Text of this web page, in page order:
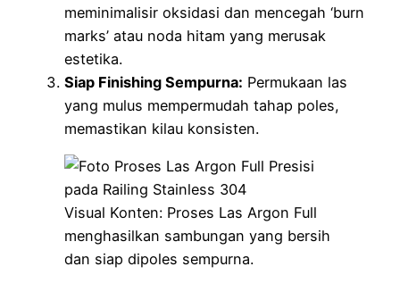
meminimalisir oksidasi dan mencegah ‘burn
marks’ atau noda hitam yang merusak
estetika.
Siap Finishing Sempurna: Permukaan las
yang mulus mempermudah tahap poles,
memastikan kilau konsisten.
Visual Konten: Proses Las Argon Full
menghasilkan sambungan yang bersih
dan siap dipoles sempurna.